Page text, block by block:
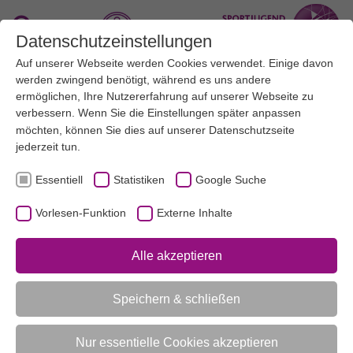
Zum Hauptinhalt springen
Suche
Menü
Gesunde Ernährung
UNSERE THEMEN
KINDER- UND JUGENDFREIZEITEN
Vorlesen-Funktion aktivieren
Datenschutzeinstellungen
Auf unserer Webseite werden Cookies verwendet. Einige davon
werden zwingend benötigt, während es uns andere
ermöglichen, Ihre Nutzererfahrung auf unserer Webseite zu
verbessern. Wenn Sie die Einstellungen später anpassen
möchten, können Sie dies auf unserer Datenschutzseite
jederzeit tun.
Essentiell Statistiken Google Suche
Vorlesen-Funktion Externe Inhalte
Alle akzeptieren
Speichern & schließen
Nur essentielle Cookies akzeptieren